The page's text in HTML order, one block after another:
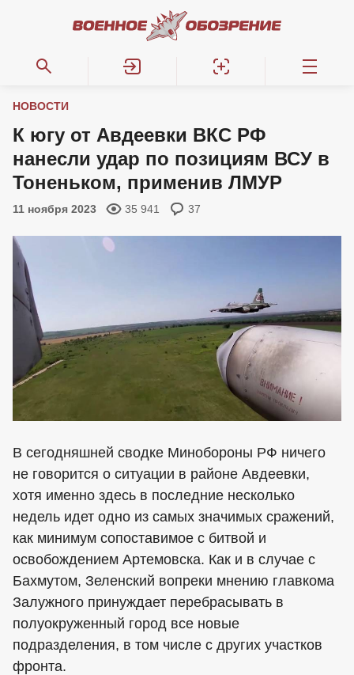
НОВОСТИ
К югу от Авдеевки ВКС РФ
нанесли удар по позициям ВСУ в
Тоненьком, применив ЛМУР
11 ноября 2023 35 941 37
В сегодняшней сводке Минобороны РФ ничего
не говорится о ситуации в районе Авдеевки,
хотя именно здесь в последние несколько
недель идет одно из самых значимых сражений,
как минимум сопоставимое с битвой и
освобождением Артемовска. Как и в случае с
Бахмутом, Зеленский вопреки мнению главкома
Залужного принуждает перебрасывать в
полуокруженный город все новые
подразделения, в том числе с других участков
фронта.